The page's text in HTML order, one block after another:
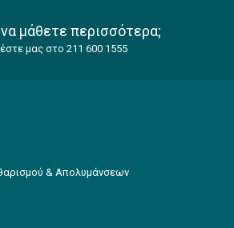
μάθετε περισσότερα;
μας στο 211 600 1555
& Απολυμάνσεων